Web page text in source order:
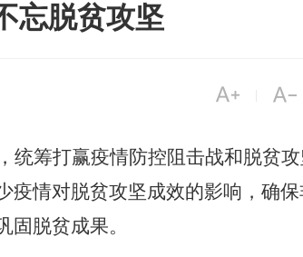
忘脱贫攻坚
 
筹打赢疫情防控阻击战和脱贫攻
疫情对脱贫攻坚成效的影响，确
脱贫成果。